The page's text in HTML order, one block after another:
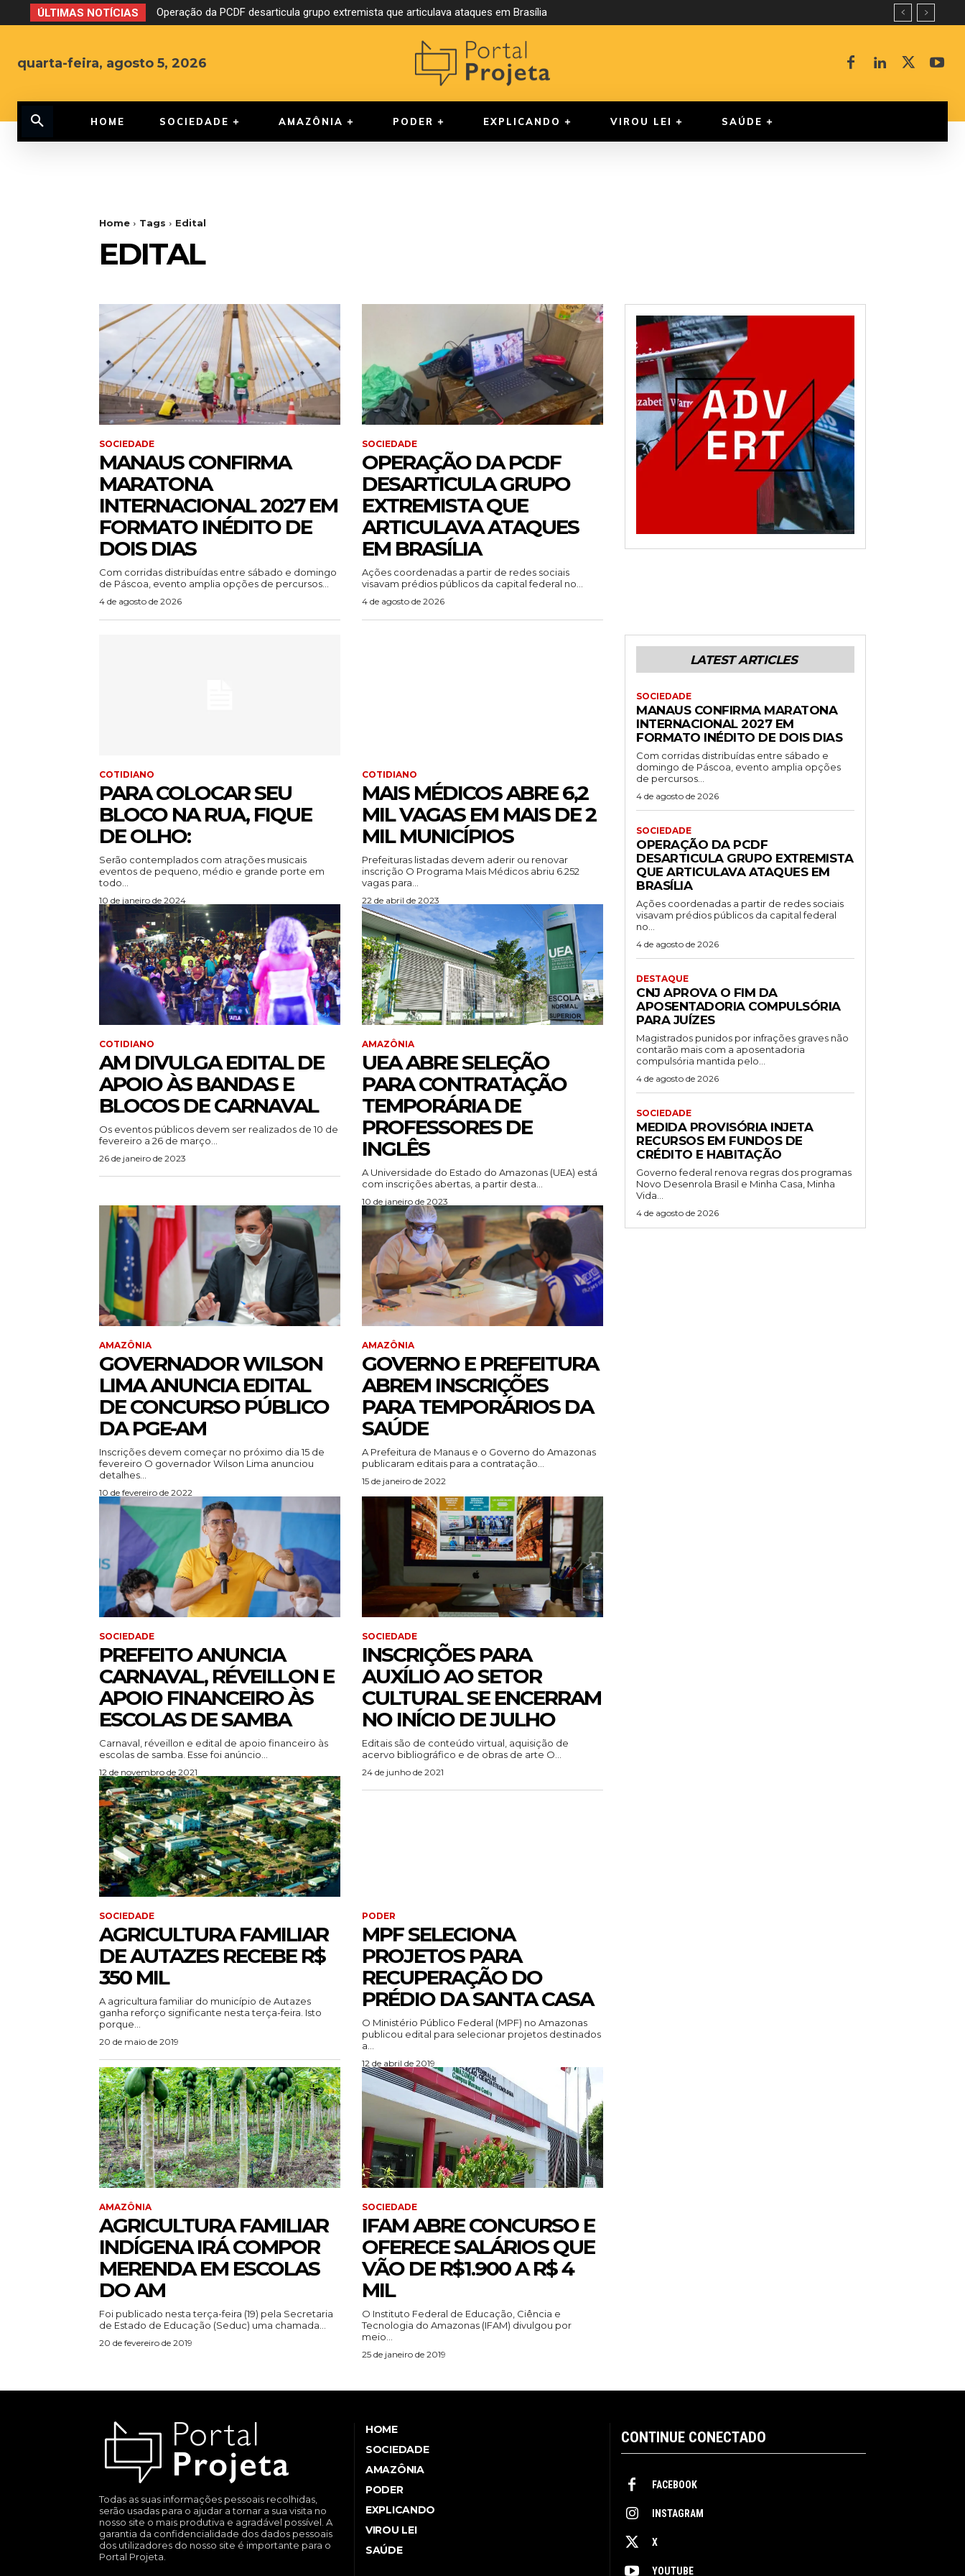
ÚLTIMAS NOTÍCIAS Operação da PCDF desarticula grupo extremista que articulava ataques em Brasília
quarta-feira, agosto 5, 2026
HOME SOCIEDADE AMAZÔNIA PODER EXPLICANDO VIROU LEI SAÚDE
Home Tags Edital
EDITAL
SOCIEDADE
MANAUS CONFIRMA
MARATONA
INTERNACIONAL 2027 EM
FORMATO INÉDITO DE
DOIS DIAS
Com corridas distribuídas entre sábado e domingo
de Páscoa, evento amplia opções de percursos...
4 de agosto de 2026
SOCIEDADE
OPERAÇÃO DA PCDF
DESARTICULA GRUPO
EXTREMISTA QUE
ARTICULAVA ATAQUES
EM BRASÍLIA
Ações coordenadas a partir de redes sociais
visavam prédios públicos da capital federal no...
4 de agosto de 2026
COTIDIANO
PARA COLOCAR SEU
BLOCO NA RUA, FIQUE
DE OLHO:
Serão contemplados com atrações musicais
eventos de pequeno, médio e grande porte em
todo...
10 de janeiro de 2024
COTIDIANO
MAIS MÉDICOS ABRE 6,2
MIL VAGAS EM MAIS DE 2
MIL MUNICÍPIOS
Prefeituras listadas devem aderir ou renovar
inscrição O Programa Mais Médicos abriu 6.252
vagas para...
22 de abril de 2023
COTIDIANO
AM DIVULGA EDITAL DE
APOIO ÀS BANDAS E
BLOCOS DE CARNAVAL
Os eventos públicos devem ser realizados de 10 de
fevereiro a 26 de março...
26 de janeiro de 2023
AMAZÔNIA
UEA ABRE SELEÇÃO
PARA CONTRATAÇÃO
TEMPORÁRIA DE
PROFESSORES DE
INGLÊS
A Universidade do Estado do Amazonas (UEA) está
com inscrições abertas, a partir desta...
10 de janeiro de 2023
AMAZÔNIA
GOVERNADOR WILSON
LIMA ANUNCIA EDITAL
DE CONCURSO PÚBLICO
DA PGE-AM
Inscrições devem começar no próximo dia 15 de
fevereiro O governador Wilson Lima anunciou
detalhes...
10 de fevereiro de 2022
AMAZÔNIA
GOVERNO E PREFEITURA
ABREM INSCRIÇÕES
PARA TEMPORÁRIOS DA
SAÚDE
A Prefeitura de Manaus e o Governo do Amazonas
publicaram editais para a contratação...
15 de janeiro de 2022
SOCIEDADE
PREFEITO ANUNCIA
CARNAVAL, RÉVEILLON E
APOIO FINANCEIRO ÀS
ESCOLAS DE SAMBA
Carnaval, réveillon e edital de apoio financeiro às
escolas de samba. Esse foi anúncio...
12 de novembro de 2021
SOCIEDADE
INSCRIÇÕES PARA
AUXÍLIO AO SETOR
CULTURAL SE ENCERRAM
NO INÍCIO DE JULHO
Editais são de conteúdo virtual, aquisição de
acervo bibliográfico e de obras de arte O...
24 de junho de 2021
SOCIEDADE
AGRICULTURA FAMILIAR
DE AUTAZES RECEBE R$
350 MIL
A agricultura familiar do município de Autazes
ganha reforço significante nesta terça-feira. Isto
porque...
20 de maio de 2019
PODER
MPF SELECIONA
PROJETOS PARA
RECUPERAÇÃO DO
PRÉDIO DA SANTA CASA
O Ministério Público Federal (MPF) no Amazonas
publicou edital para selecionar projetos destinados
a...
12 de abril de 2019
AMAZÔNIA
AGRICULTURA FAMILIAR
INDÍGENA IRÁ COMPOR
MERENDA EM ESCOLAS
DO AM
Foi publicado nesta terça-feira (19) pela Secretaria
de Estado de Educação (Seduc) uma chamada...
20 de fevereiro de 2019
SOCIEDADE
IFAM ABRE CONCURSO E
OFERECE SALÁRIOS QUE
VÃO DE R$1.900 A R$ 4
MIL
O Instituto Federal de Educação, Ciência e
Tecnologia do Amazonas (IFAM) divulgou por
meio...
25 de janeiro de 2019
LATEST ARTICLES
SOCIEDADE
MANAUS CONFIRMA MARATONA
INTERNACIONAL 2027 EM
FORMATO INÉDITO DE DOIS DIAS
Com corridas distribuídas entre sábado e
domingo de Páscoa, evento amplia opções
de percursos...
4 de agosto de 2026
SOCIEDADE
OPERAÇÃO DA PCDF
DESARTICULA GRUPO EXTREMISTA
QUE ARTICULAVA ATAQUES EM
BRASÍLIA
Ações coordenadas a partir de redes sociais
visavam prédios públicos da capital federal
no...
4 de agosto de 2026
DESTAQUE
CNJ APROVA O FIM DA
APOSENTADORIA COMPULSÓRIA
PARA JUÍZES
Magistrados punidos por infrações graves não
contarão mais com a aposentadoria
compulsória mantida pelo...
4 de agosto de 2026
SOCIEDADE
MEDIDA PROVISÓRIA INJETA
RECURSOS EM FUNDOS DE
CRÉDITO E HABITAÇÃO
Governo federal renova regras dos programas
Novo Desenrola Brasil e Minha Casa, Minha
Vida...
4 de agosto de 2026
Todas as suas informações pessoais recolhidas,
serão usadas para o ajudar a tornar a sua visita no
nosso site o mais produtiva e agradável possível. A
garantia da confidencialidade dos dados pessoais
dos utilizadores do nosso site é importante para o
Portal Projeta.
HOME
SOCIEDADE
AMAZÔNIA
PODER
EXPLICANDO
VIROU LEI
SAÚDE
CONTINUE CONECTADO
FACEBOOK
INSTAGRAM
X
YOUTUBE